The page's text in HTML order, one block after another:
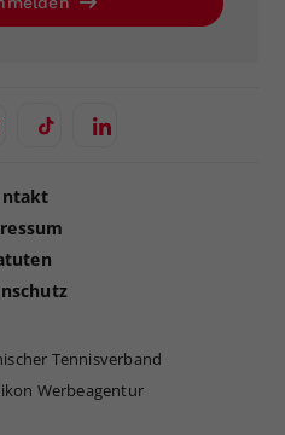
Tennisverband
Werbeagentur